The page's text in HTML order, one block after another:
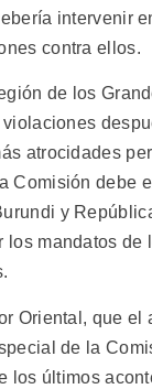
intervenir
contra ellos.
de los
atrocidades
Comisión debe
y
los mandatos de
Oriental, que el
de la
los últimos